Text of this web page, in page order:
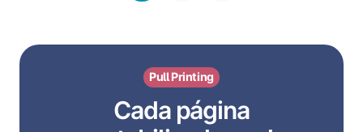
Pull Printing
Cada página